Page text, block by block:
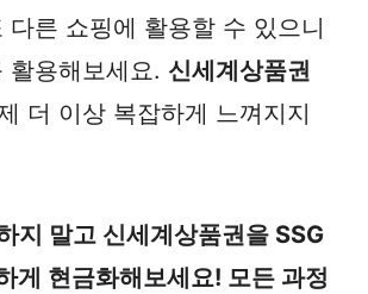
다른 쇼핑에 활용할 수 있으니
활용해보세요. 신세계상품권
더 이상 복잡하게 느껴지지
지 말고 신세계상품권을 SSG
게 현금화해보세요! 모든 과정